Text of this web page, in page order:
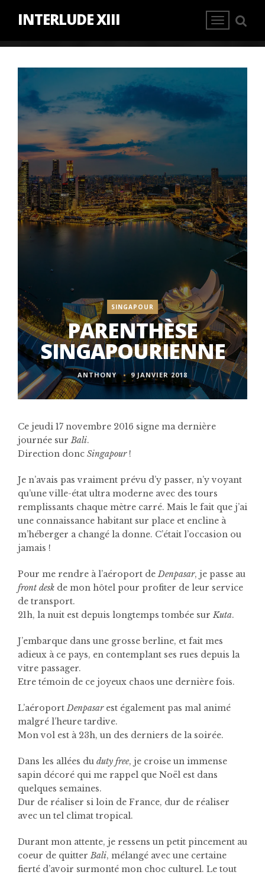
INTERLUDE XIII
SINGAPOUR
PARENTHÈSE
SINGAPOURIENNE
ANTHONY 9 JANVIER 2018
Ce jeudi 17 novembre 2016 signe ma dernière
journée surBali.
Direction donc Singapour!
Je n’avais pas vraiment prévu d’y passer, n’y voyant
qu’une ville-état ultra moderne avec des tours
remplissants chaque mètre carré. Mais le fait que j’ai
une connaissance habitant sur place et encline à
m’héberger a changé la donne. C’était l’occasion ou
jamais !
Pour me rendre à l’aéroport deDenpasar, je passe au
front desk de mon hôtel pour profiter de leur service
de transport.
21h, la nuit est depuis longtemps tombée surKuta.
J’embarque dans une grosse berline, et fait mes
adieux à ce pays, en contemplant ses rues depuis la
vitre passager.
Etre témoin de ce joyeux chaos une dernière fois.
L’aéroportDenpasarest également pas mal animé
malgré l’heure tardive.
Mon vol est à 23h, un des derniers de la soirée.
Dans les allées du duty free, je croise un immense
sapin décoré qui me rappel que Noël est dans
quelques semaines.
Dur de réaliser si loin de France, dur de réaliser
avec un tel climat tropical.
Durant mon attente, je ressens un petit pincement au
coeur de quitterBali, mélangé avec une certaine
fierté d’avoir surmonté mon choc culturel. Le tout